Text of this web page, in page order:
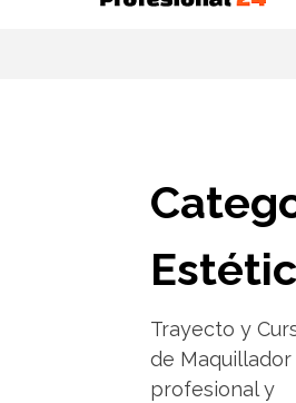
Trayecto y
de Maquillador
profesional y